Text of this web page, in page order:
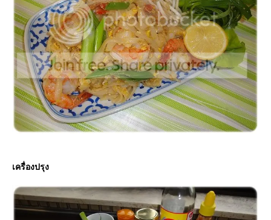
เครื่องปรุง